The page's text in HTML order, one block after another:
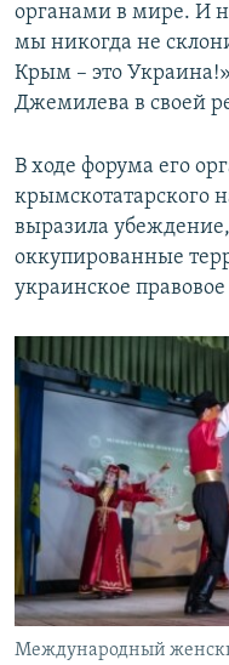
органами в мире. И
мы никогда не
Крым – это
Джемилева в своей
В ходе форума его
крымскотатарского
выразила
оккупированные
украинское правовое
Международный